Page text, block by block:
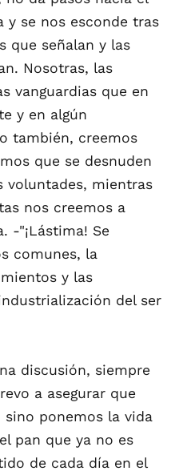
y se nos esconde tras
que señalan y las
Nosotras, las
vanguardias que en
y en algún
también, creemos
que se desnuden
voluntades, mientras
nos creemos a
-"¡Lástima! Se
comunes, la
y las
del ser
discusión, siempre
a asegurar que
ponemos la vida
pan que ya no es
de cada día en el